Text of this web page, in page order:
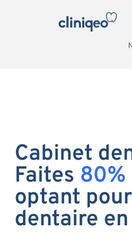
Cabinet
Faites
optant
dentaire